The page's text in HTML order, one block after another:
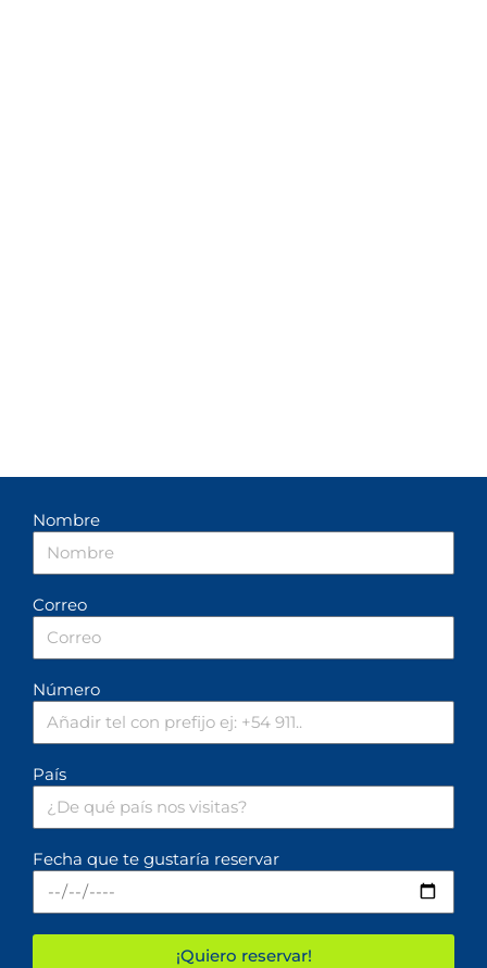
Nombre
Correo
Número
País
Fecha que te gustaría reservar
¡Quiero reservar!